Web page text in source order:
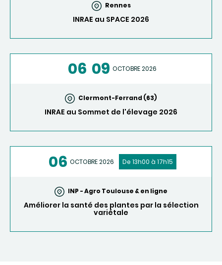
Rennes
INRAE au SPACE 2026
06 09 OCTOBRE 2026
Clermont-Ferrand (63)
INRAE au Sommet de l'élevage 2026
06 OCTOBRE 2026 De 13h00 à 17h15
INP - Agro Toulouse & en ligne
Améliorer la santé des plantes par la sélection
variétale